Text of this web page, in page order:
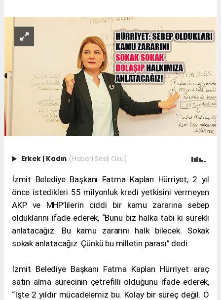
Erkek | Kadın (Haberi Sesli Oku)
İzmit Belediye Başkanı Fatma Kaplan Hürriyet, 2 yıl
önce istedikleri 55 milyonluk kredi yetkisini vermeyen
AKP ve MHP’lilerin ciddi bir kamu zararına sebep
olduklarını ifade ederek, “Bunu biz halka tabi ki sürekli
anlatacağız. Bu kamu zararını halk bilecek. Sokak
sokak anlatacağız. Çünkü bu milletin parası” dedi
İzmit Belediye Başkanı Fatma Kaplan Hürriyet araç
satın alma sürecinin çetrefilli olduğunu ifade ederek,
“İşte 2 yıldır mücadelemiz bu. Kolay bir süreç değil. O